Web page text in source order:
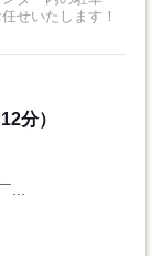
せいたします！
分）
...